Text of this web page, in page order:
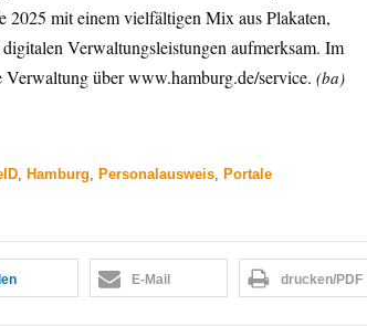
2025 mit einem vielfältigen Mix aus Plakaten,
Verwaltungsleistungen aufmerksam. Im
über www.hamburg.de/service. (ba)
Hamburg Personalausweis Portale
E-Mail drucken/PDF